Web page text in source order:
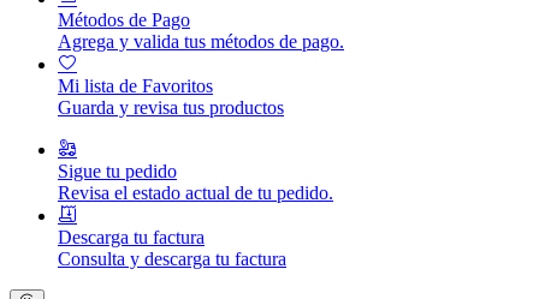
Métodos de Pago
Agrega y valida tus métodos de pago.
Mi lista de Favoritos
Guarda y revisa tus productos
Sigue tu pedido
Revisa el estado actual de tu pedido.
Descarga tu factura
Consulta y descarga tu factura